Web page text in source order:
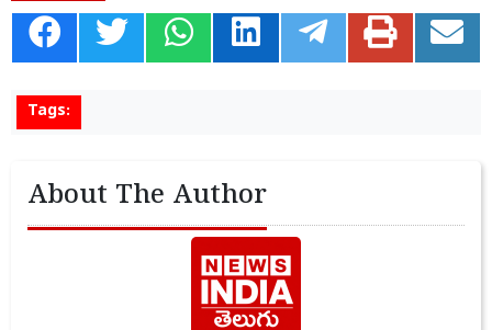
Tags:
About The Author